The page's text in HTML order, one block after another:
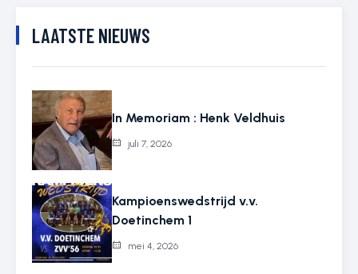
LAATSTE NIEUWS
In Memoriam : Henk Veldhuis
juli 7, 2026
Kampioenswedstrijd v.v.
Doetinchem 1
mei 4, 2026